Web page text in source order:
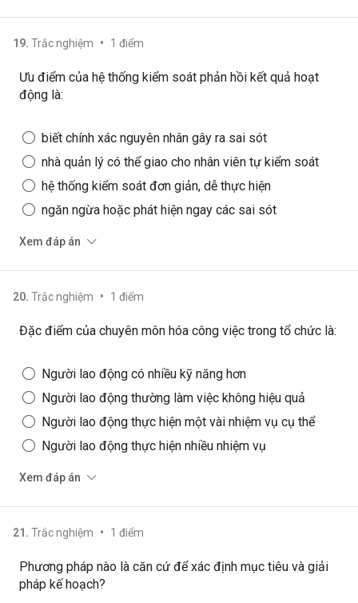
19. Trắc nghiệm • 1 điểm
Ưu điểm của hệ thống kiểm soát phản hồi kết quả hoạt
động là:
biết chính xác nguyên nhân gây ra sai sót
nhà quản lý có thể giao cho nhân viên tự kiểm soát
hệ thống kiểm soát đơn giản, dễ thực hiện
ngăn ngừa hoặc phát hiện ngay các sai sót
Xem đáp án
20. Trắc nghiệm • 1 điểm
Đặc điểm của chuyên môn hóa công việc trong tổ chức là:
Người lao động có nhiều kỹ năng hơn
Người lao động thường làm việc không hiệu quả
Người lao động thực hiện một vài nhiệm vụ cụ thể
Người lao động thực hiện nhiều nhiệm vụ
Xem đáp án
21. Trắc nghiệm • 1 điểm
Phương pháp nào là căn cứ để xác định mục tiêu và giải
pháp kế hoạch?